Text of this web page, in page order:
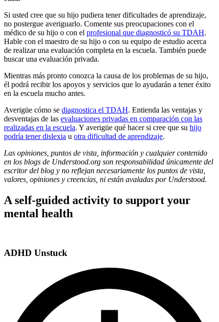
Si usted cree que su hijo pudiera tener dificultades de aprendizaje,
no postergue averiguarlo. Comente sus preocupaciones con el
médico de su hijo o con el profesional que diagnosticó su TDAH.
Hable con el maestro de su hijo o con su equipo de estudio acerca
de realizar una evaluación completa en la escuela. También puede
buscar una evaluación privada.
Mientras más pronto conozca la causa de los problemas de su hijo,
él podrá recibir los apoyos y servicios que lo ayudarán a tener éxito
en la escuela mucho antes.
Averigüe cómo se diagnostica el TDAH. Entienda las ventajas y
desventajas de las evaluaciones privadas en comparación con las
realizadas en la escuela. Y averigüe qué hacer si cree que su hijo
podría tener dislexia u otra dificultad de aprendizaje.
Las opiniones, puntos de vista, información y cualquier contenido
en los blogs de Understood.org son responsabilidad únicamente del
escritor del blog y no reflejan necesariamente los puntos de vista,
valores, opiniones y creencias, ni están avaladas por Understood.
A self-guided activity to support your
mental health
ADHD Unstuck